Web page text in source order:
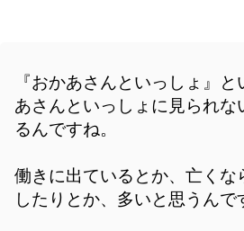
『おかあさんといっしょ』
あさんといっしょに見られな
るんですね。
働きに出ているとか、亡くな
したりとか、多いと思うんで